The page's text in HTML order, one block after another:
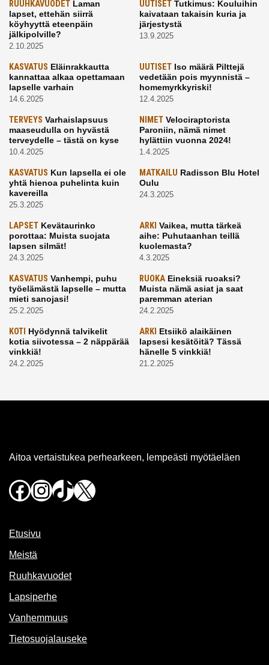
RUUHKAVUODET Laman
lapset, ettehän siirrä
köyhyyttä eteenpäin
jälkipolville?
2.10.2025
UUTISETTutkimus: Kouluihin
kaivataan takaisin kuria ja
järjestystä
13.9.2025
KASVATUS Eläinrakkautta
kannattaa alkaa opettamaan
lapselle varhain
14.6.2025
UUTISETIso määrä Pilttejä
vedetään pois myynnistä –
homemyrkkyriski!
12.4.2025
TERVEYS Varhaislapsuus
maaseudulla on hyvästä
terveydelle – tästä on kyse
10.4.2025
NIMETVelociraptorista
Paroniin, nämä nimet
hylättiin vuonna 2024!
1.4.2025
KASVATUS Kun lapsella ei ole
yhtä hienoa puhelinta kuin
kavereilla
25.3.2025
MATKAILU Radisson Blu Hotel
Oulu
24.3.2025
LAPSET Kevätaurinko
porottaa: Muista suojata
lapsen silmät!
24.3.2025
ARKI Vaikea, mutta tärkeä
aihe: Puhutaanhan teillä
kuolemasta?
4.3.2025
KASVATUS Vanhempi, puhu
työelämästä lapselle – mutta
mieti sanojasi!
25.2.2025
RUOKAEineksiä ruoaksi?
Muista nämä asiat ja saat
paremman aterian
24.2.2025
KOTI Hyödynnä talvikelit
kotia siivotessa – 2 näppärää
vinkkiä!
24.2.2025
ARKI Etsiikö alaikäinen
lapsesi kesätöitä? Tässä
hänelle 5 vinkkiä!
21.2.2025
Aitoa vertaistukea perhearkeen, lempeästi myötäeläen
Facebook
Instagram
TikTok
X
Etusivu
Meistä
Ruuhkavuodet
Lapsiperhe
Vanhemmuus
Tietosuojalauseke